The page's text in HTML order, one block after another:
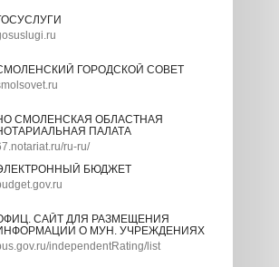
ГОРОДСКОЙ СОВЕТ
СМОЛЕНСКАЯ ОБЛАСТНАЯ
ПАЛАТА
ru-ru/
БЮДЖЕТ
САЙТ ДЛЯ РАЗМЕЩЕНИЯ
О МУН. УЧРЕЖДЕНИЯХ
independentRating/list